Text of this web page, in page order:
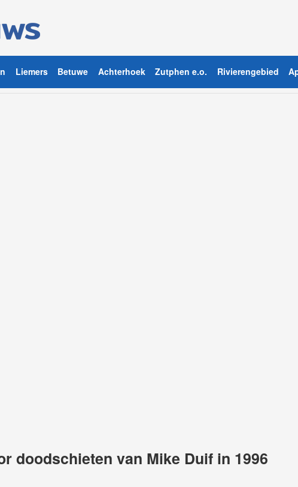
Liemers Betuwe Achterhoek Zutphen e.o. Rivierengebied
doodschieten van Mike Duif in 1996